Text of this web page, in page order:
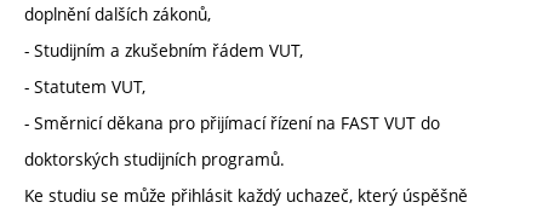
doplnění dalších zákonů,
- Studijním a zkušebním řádem VUT,
- Statutem VUT,
- Směrnicí děkana pro přijímací řízení na FAST VUT do
doktorských studijních programů.
Ke studiu se může přihlásit každý uchazeč, který úspěšně